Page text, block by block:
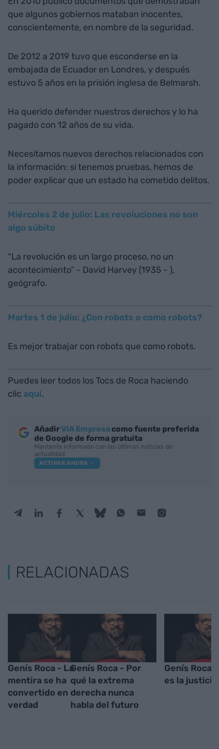
que algunos gobiernos mataban inocentes,
conscientemente, en nombre de la seguridad.
De 2012 a 2019 tuvo que esconderse en la
embajada de Ecuador en Londres, y después
estuvo 5 años en la prisión inglesa de Belmarsh.
Ha querido defender nuestros derechos y lo ha
pagado con 12 años de su vida.
Necesitamos nuevos derechos relacionados con
la información: si tenemos pruebas, hemos de
poder explicar que un estado ha cometido delitos.
Miércoles 2 de julio: Las revoluciones no son
algo súbito
“La revolución es un largo proceso, no un
acontecimiento” - David Harvey (1935 - ),
geógrafo.
Martes 1 de julio: ¿Con robots o como robots?
Es mejor trabajar con robots que como robots.
Puedes leer todos los Tocs de Roca haciendo
clic aquí.
AñadirVIA Empresa como fuente preferida
de Google de forma gratuita
Mantente informado con las últimas noticias de
actualidad
ACTIVAR AHORA
RELACIONADAS
Genís Roca - La
mentira se ha
convertido en
verdad
Genís Roca - Por
qué la extrema
derecha nunca
habla del futuro
Genís Roca
es la